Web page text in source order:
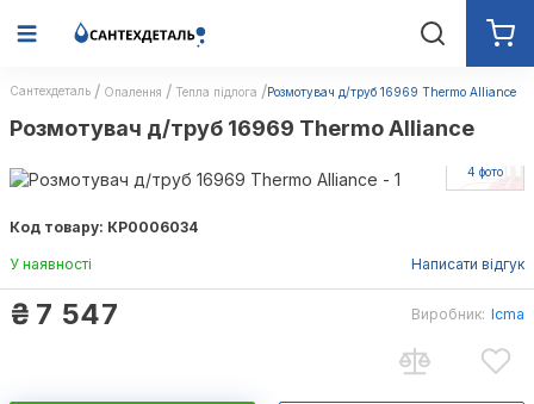
Сантехдеталь Опалення Тепла підлога Розмотувач д/труб 16969 Thermo Alliance
Розмотувач д/труб 16969 Thermo Alliance
4 фото
Код товару: КР0006034
У наявності Написати відгук
₴ 7 547 Виробник: Icma